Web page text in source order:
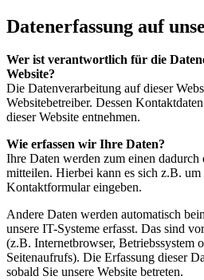
Datenerfassung auf
Wer ist verantwortlich für die
Website?
Die Datenverarbeitung auf dieser
Websitebetreiber. Dessen
dieser Website entnehmen.
Wie erfassen wir Ihre Daten?
Ihre Daten werden zum einen dadurch
mitteilen. Hierbei kann es sich z.B.
Kontaktformular eingeben.
Andere Daten werden automatisch
unsere IT-Systeme erfasst. Das sind
(z.B. Internetbrowser, Betriebssystem
Seitenaufrufs). Die Erfassung dieser
sobald Sie unsere Website betreten.